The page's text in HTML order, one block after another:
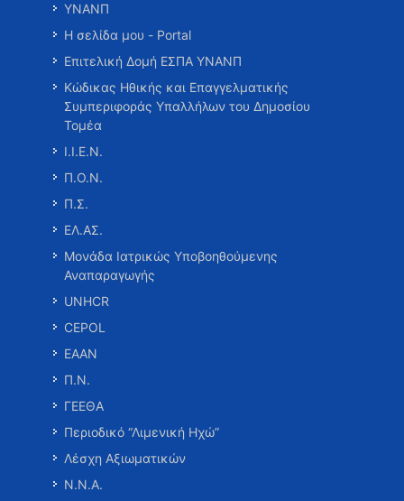
ΥΝΑΝΠ
Η σελίδα μου - Portal
Επιτελική Δομή ΕΣΠΑ ΥΝΑΝΠ
Κώδικας Ηθικής και Επαγγελματικής
Συμπεριφοράς Υπαλλήλων του Δημοσίου
Τομέα
Ι.Ι.Ε.Ν.
Π.Ο.Ν.
Π.Σ.
ΕΛ.ΑΣ.
Μονάδα Ιατρικώς Υποβοηθούμενης
Αναπαραγωγής
UNHCR
CEPOL
ΕΑΑΝ
Π.Ν.
ΓΕΕΘΑ
Περιοδικό “Λιμενική Ηχώ”
Λέσχη Αξιωματικών
Ν.Ν.Α.